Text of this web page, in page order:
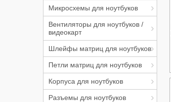
Микросхемы для ноутбуков
Вентиляторы для ноутбуков /
видеокарт
Шлейфы матриц для ноутбуков
Петли матриц для ноутбуков
Корпуса для ноутбуков
Разъемы для ноутбуков